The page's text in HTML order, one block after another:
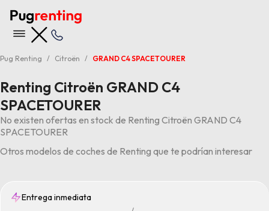
Pug Renting Citroën GRAND C4 SPACETOURER
Renting Citroën GRAND C4
SPACETOURER
No existen ofertas en stock de Renting Citroën GRAND C4
SPACETOURER
Otros modelos de coches de Renting que te podrían interesar
Entrega inmediata